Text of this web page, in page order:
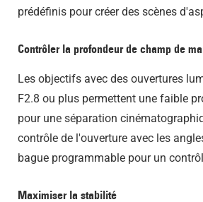
prédéfinis pour créer des scènes
Contrôler la profondeur de champ de
Les objectifs avec des ouvertures
F2.8 ou plus permettent une faible
pour une séparation
contrôle de l'ouverture avec les
bague programmable pour un
Maximiser la stabilité